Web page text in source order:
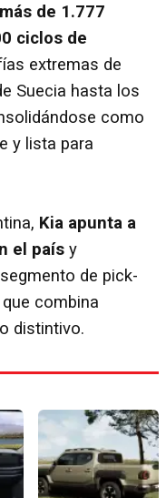
más de 1.777
ciclos de
extremas de
Suecia hasta los
como
y lista para
Kia apunta a
el país y
de pick-
combina
distintivo.